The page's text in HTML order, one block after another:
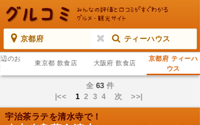
京都府 ティーハウス
のお
東京都 飲食店 大阪府 飲食店
京都府 ティーハ
ウス
全 63 件
|<< 12 3 4 次 >>|
宇治茶ラテを清水寺で！